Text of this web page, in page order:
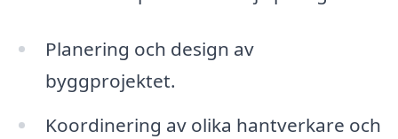
Planering och design av
byggprojektet.
Koordinering av olika hantverkare och